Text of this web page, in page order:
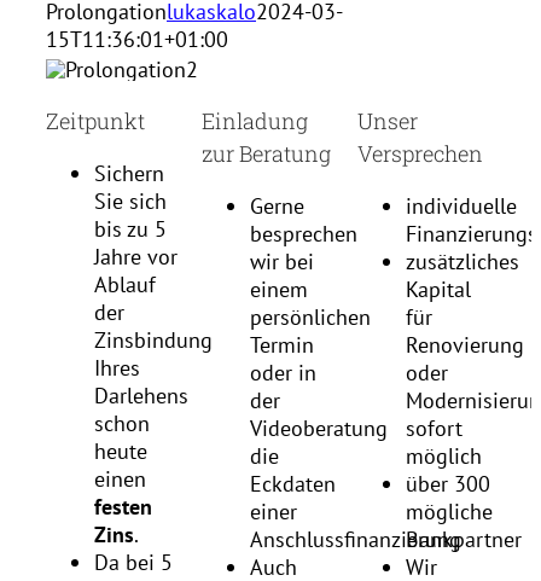
Prolongationlukaskalo2024-03-
15T11:36:01+01:00
Zeitpunkt
Sichern
Sie sich
bis zu 5
Jahre vor
Ablauf
der
Zinsbindung
Ihres
Darlehens
schon
heute
einen
festen
Zins.
Da bei 5
Einladung
zur Beratung
Gerne
besprechen
wir bei
einem
persönlichen
Termin
oder in
der
Videoberatung
die
Eckdaten
einer
Anschlussfinanzierung
Auch
Unser
Versprechen
individuelle
zusätzliches
Kapital
für
Renovierung
oder
sofort
möglich
über 300
mögliche
Bankpartner
Wir